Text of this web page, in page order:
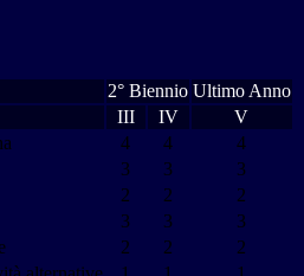
2° Biennio Ultimo Anno
III IV
V
4 4
4
3 3
3
2 2
2
3 3
3
2 2
2